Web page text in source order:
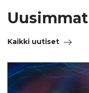
Kaikki uutiset